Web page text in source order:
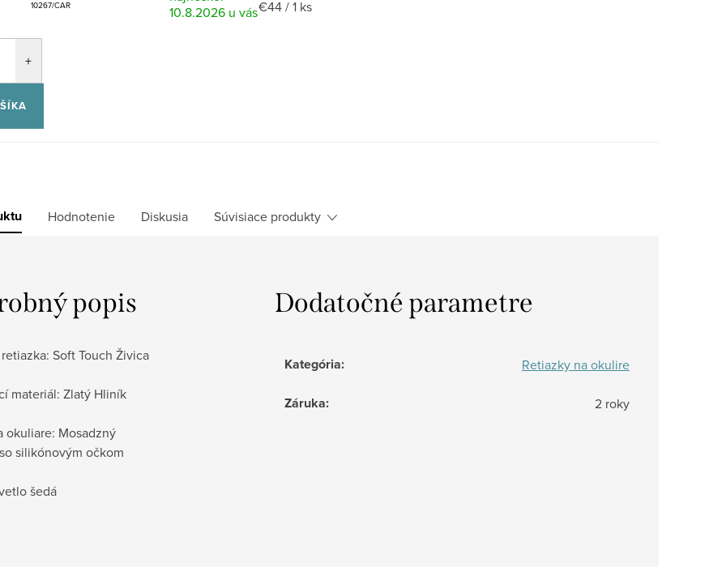
10267/CAR
10.8.2026
Jednotková
€44 / 1 ks
Hodnotenie Diskusia Súvisiace produkty
popis
Soft Touch Živica
materiál: Zlatý Hliník
okuliare: Mosadzný
silikónovým očkom
šedá
Dodatočné parametre
Kategória: Retiazky na okulire
Záruka: 2 roky